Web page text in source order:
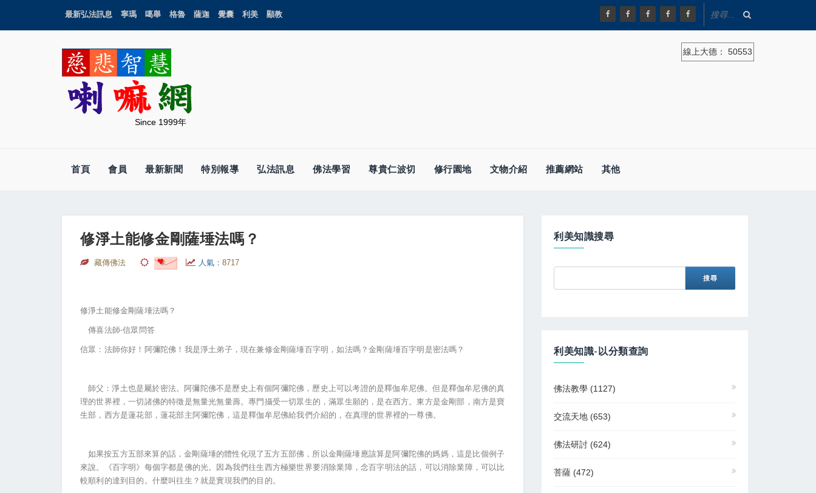
最新弘法訊息 寧瑪 噶舉 格魯 薩迦 覺囊 利美 顯教
Since 1999年
線上大德： 50553
首頁 會員 最新新聞 特別報導 弘法訊息 佛法學習 尊貴仁波切 修行園地 文物介紹 推薦網站 其他
修淨土能修金剛薩埵法嗎？
藏傳佛法 人氣： 8717
修淨土能修金剛薩埵法嗎？
傳喜法師·信眾問答
信眾：法師你好！阿彌陀佛！我是淨土弟子，現在兼修金剛薩埵百字明，如法嗎？金剛薩埵百字明是密法嗎？
師父：淨土也是屬於密法。阿彌陀佛不是歷史上有個阿彌陀佛，歷史上可以考證的是釋伽牟尼佛。但是釋伽牟尼佛的真
理的世界裡，一切諸佛的特徵是無量光無量壽。專門攝受一切眾生的，滿眾生願的，是在西方。東方是金剛部，南方是寶
生部，西方是蓮花部，蓮花部主阿彌陀佛，這是釋伽牟尼佛給我們介紹的，在真理的世界裡的一尊佛。
如果按五方五部來算的話，金剛薩埵的體性化現了五方五部佛，所以金剛薩埵應該算是阿彌陀佛的媽媽，這是比個例子
來說。《百字明》每個字都是佛的光。因為我們往生西方極樂世界要消除業障，念百字明法的話，可以消除業障，可以比
較順利的達到目的。什麼叫往生？就是實現我們的目的。
利美知識搜尋
利美知識-以分類查詢
佛法教學 (1127)
交流天地 (653)
佛法研討 (624)
菩薩 (472)